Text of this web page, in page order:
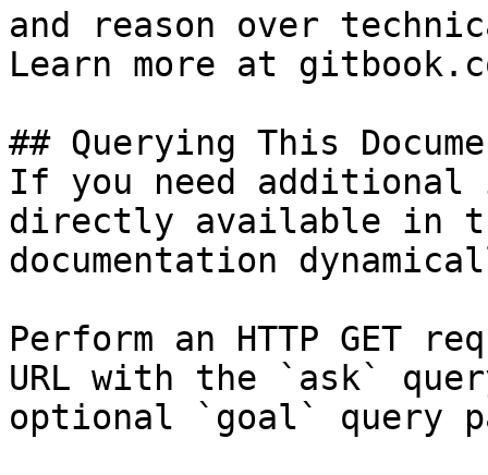
and reason over
Learn more at
## Querying This
If you need
directly available in
documentation
Perform an HTTP GET
URL with the `ask`
optional `goal` query